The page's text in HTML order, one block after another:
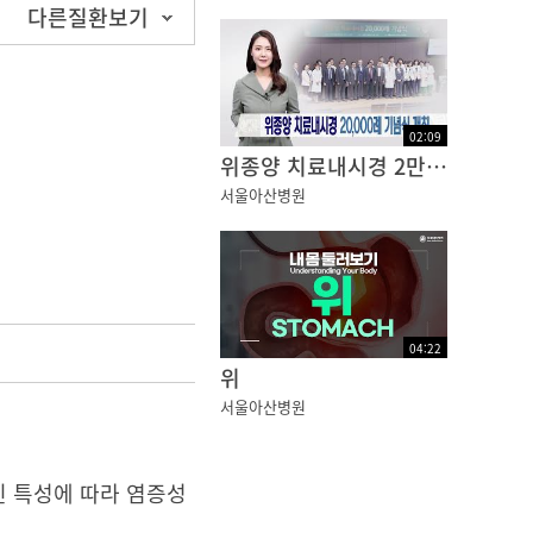
다른질환보기
특성에 따라 염증성
02:09
위종양 치료내시경 2만례 기념식 개최
서울아산병원
04:22
위
서울아산병원